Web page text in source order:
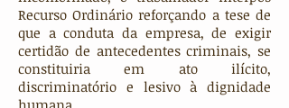
Recurso Ordinário reforçando a tese de
que a conduta da empresa, de exigir
certidão de antecedentes criminais, se
constituiria em ato ilícito,
discriminatório e lesivo à dignidade
humana.